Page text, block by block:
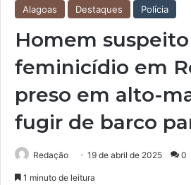
Alagoas Destaques Polícia
Homem
feminicídio em
preso em alto-
fugir de barco
Redação 19 de abril de 2025 0
1 minuto de leitura